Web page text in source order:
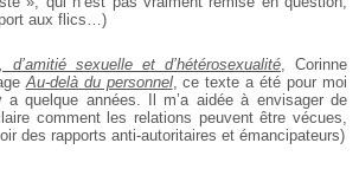
aux flics…)
d’amitié sexuelle et d’hétérosexualité , Corinne
Au-delà du personnel, ce texte a été pour moi
quelque années. Il m’a aidée à envisager de
comment les relations peuvent être vécues,
des rapports anti-autoritaires et émancipateurs)